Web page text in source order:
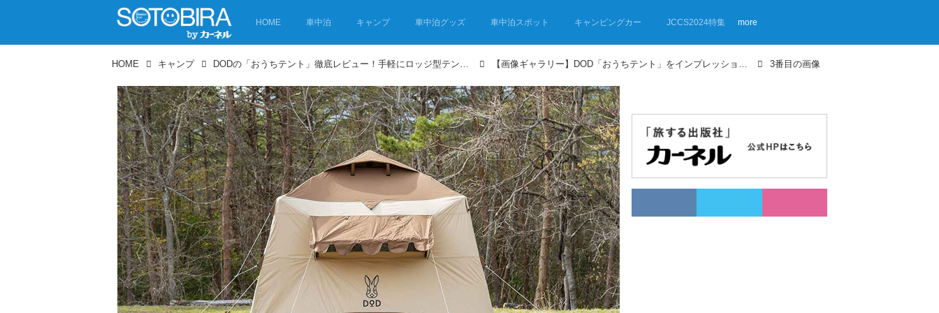
HOME 車中泊 キャンプ 車中泊グッズ 車中泊スポット キャンピングカー JCCS2024特集 more
HOME キャンプ DODの「おうちテント」徹底レビュー！手軽にロッジ型テント気分が楽しめる！ 【画像ギャラリー】DOD「おうちテント」をインプレッション！ 3番目の画像